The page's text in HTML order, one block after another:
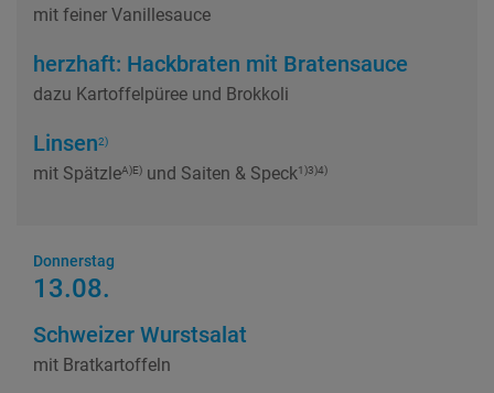
mit feiner Vanillesauce
herzhaft: Hackbraten mit Bratensauce
dazu Kartoffelpüree und Brokkoli
Linsen2)
mit SpätzleA)E) und Saiten & Speck1)3)4)
Donnerstag
13.08.
Schweizer Wurstsalat
mit Bratkartoffeln